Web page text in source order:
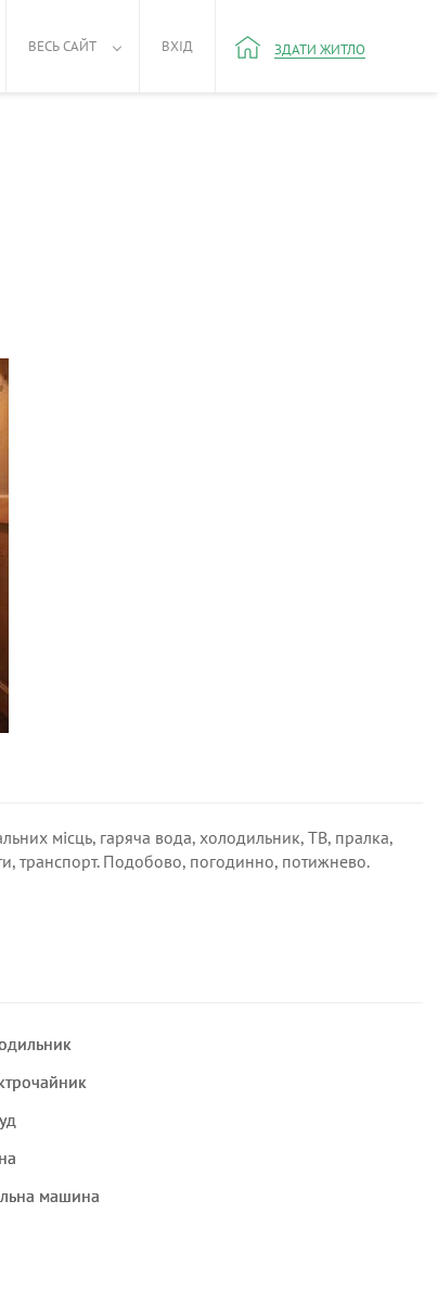
ВЕСЬ САЙТ ВХІД ЗДАТИ ЖИТЛО
місць, гаряча вода, холодильник, ТВ, пралка,
транспорт. Подобово, погодинно, потижнево.
машина